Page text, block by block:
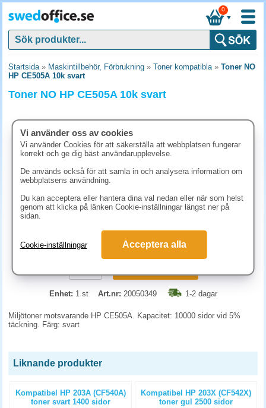
▼
0
Startsida» Maskintillbehör, Förbrukning » Toner kompatibla» Toner NO
HP CE505A 10k svart
Toner NO HP CE505A 10k svart
1220 kr (inkl. moms)
Enhet: 1 st Art.nr: 20050349 1-2 dagar
Miljötoner motsvarande HP CE505A. Kapacitet: 10000 sidor vid 5%
täckning. Färg: svart
Liknande produkter
Kompatibel HP 203A (CF540A)
toner svart 1400 sidor
Kompatibel HP 203X (CF542X)
toner gul 2500 sidor
Vi använder oss av cookies
Vi använder Cookies för att säkerställa att webbplatsen fungerar
korrekt och ge dig bäst användarupplevelse.
De används också för att samla in och analysera information om
webbplatsens användning.
Du kan acceptera eller hantera dina val nedan eller när som helst
genom att klicka på länken Cookie-inställningar längst ner på
sidan.
Cookie-inställningar Acceptera alla